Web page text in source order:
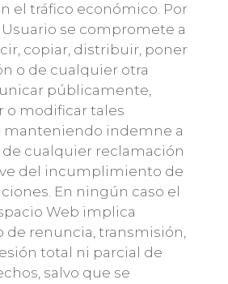
el tráfico económico. Por
se compromete a
copiar, distribuir, poner
o de cualquier otra
públicamente,
o modificar tales
manteniendo indemne a
de cualquier reclamación
del incumplimiento de
En ningún caso el
Web implica
de renuncia, transmisión,
total ni parcial de
salvo que se